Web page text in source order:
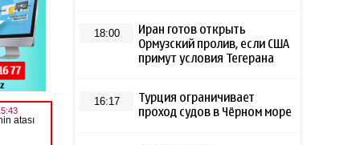
18:00
Иран готов открыть
Ормузский пролив, если США
примут условия Тегерана
16:17
Турция ограничивает
проход судов в Чёрном море